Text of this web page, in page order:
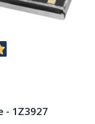
- 1Z3927